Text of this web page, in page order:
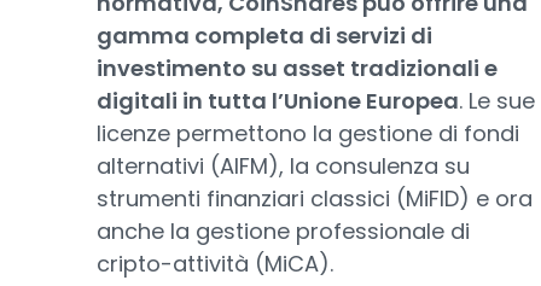
gamma completa di servizi di
investimento su asset tradizionali e
digitali in tutta l’Unione Europea. Le sue
licenze permettono la gestione di fondi
alternativi (AIFM), la consulenza su
strumenti finanziari classici (MiFID) e ora
anche la gestione professionale di
cripto-attività (MiCA).